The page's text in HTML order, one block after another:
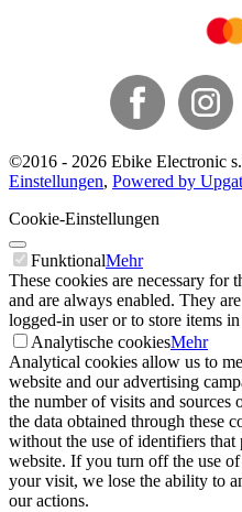
©2016 - 2026 Ebike Electronic
Einstellungen, Powered by
Cookie-Einstellungen
FunktionalMehr
These cookies are necessary for
and are always enabled. They
logged-in user or to store items
Analytische cookiesMehr
Analytical cookies allow us to
website and our advertising
the number of visits and sources
the data obtained through these
without the use of identifiers
website. If you turn off the use
your visit, we lose the ability to
our actions.